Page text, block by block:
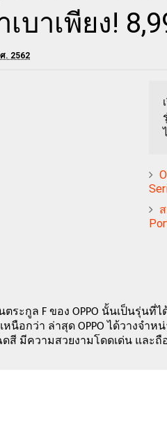
บาเพียง!
. 2562
ตระกูล F ของ OPPO นั้นเป็นรุ่น
อกว่า ล่าสุด OPPO ได้วางจำห
สี มีความสวยงามโดดเด่น และถื